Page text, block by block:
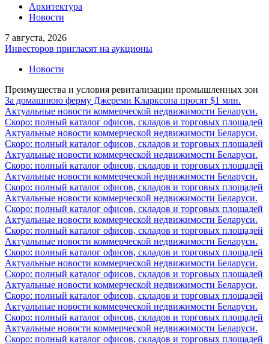
Архитектура
Новости
7 августа, 2026
Инвесторов пригласят на аукционы
Новости
Преимущества и условия ревитализации промышленных зон
За домашнюю ферму Джереми Кларксона просят $1 млн.
Актуальные новости коммерческой недвижимости Беларуси.
Скоро: полный каталог офисов, складов и торговых площадей
Актуальные новости коммерческой недвижимости Беларуси.
Скоро: полный каталог офисов, складов и торговых площадей
Актуальные новости коммерческой недвижимости Беларуси.
Скоро: полный каталог офисов, складов и торговых площадей
Актуальные новости коммерческой недвижимости Беларуси.
Скоро: полный каталог офисов, складов и торговых площадей
Актуальные новости коммерческой недвижимости Беларуси.
Скоро: полный каталог офисов, складов и торговых площадей
Актуальные новости коммерческой недвижимости Беларуси.
Скоро: полный каталог офисов, складов и торговых площадей
Актуальные новости коммерческой недвижимости Беларуси.
Скоро: полный каталог офисов, складов и торговых площадей
Актуальные новости коммерческой недвижимости Беларуси.
Скоро: полный каталог офисов, складов и торговых площадей
Актуальные новости коммерческой недвижимости Беларуси.
Скоро: полный каталог офисов, складов и торговых площадей
Актуальные новости коммерческой недвижимости Беларуси.
Скоро: полный каталог офисов, складов и торговых площадей
Актуальные новости коммерческой недвижимости Беларуси.
Скоро: полный каталог офисов, складов и торговых площадей